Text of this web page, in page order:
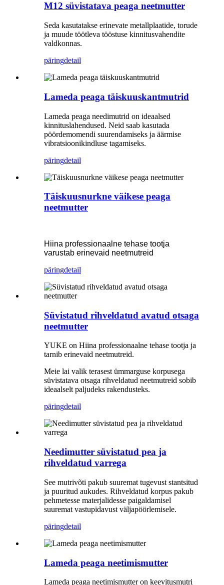
M12 süvistatava peaga neetmutter
Seda kasutatakse erinevate metallplaatide, torude
ja muude töötleva tööstuse kinnitusvahendite
valdkonnas.
päringdetail
Lameda peaga täiskuuskantmutrid
Lameda peaga needimutrid on ideaalsed
kinnituslahendused. Neid saab kasutada
pöördemomendi suurendamiseks ja äärmise
vibratsioonikindluse tagamiseks.
päringdetail
Täiskuusnurkne väikese peaga
neetmutter
Hiina professionaalne tehase tootja
varustab erinevaid neetmutreid
päringdetail
Süvistatud rihveldatud avatud otsaga
neetmutter
YUKE on Hiina professionaalne tehase tootja ja
tarnib erinevaid neetmutreid.
Meie lai valik terasest ümmarguse korpusega
süvistatava otsaga rihveldatud neetmutreid sobib
ideaalselt paljudeks rakendusteks.
päringdetail
Needimutter süvistatud pea ja
rihveldatud varrega
See mutrivõti pakub suuremat tugevust stantsitud
ja puuritud aukudes. Rihveldatud korpus pakub
pehmetesse materjalidesse paigaldamisel
suuremat vastupidavust väljapöörlemisele.
päringdetail
Lameda peaga neetimismutter
Lameda peaga neetimismutter on keevitusmutri